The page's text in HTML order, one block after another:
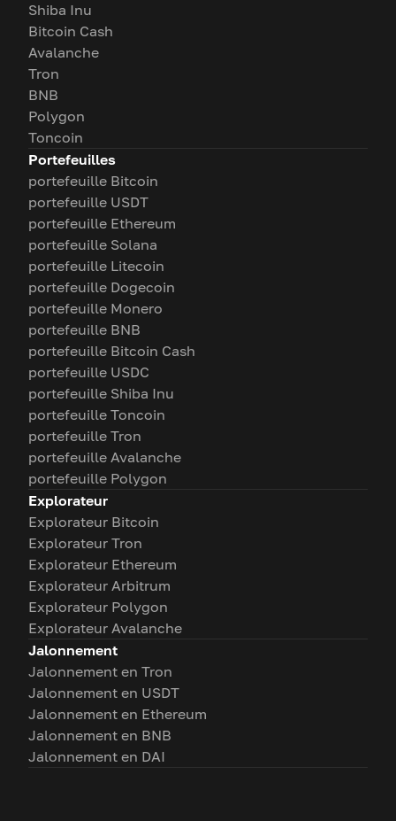
Shiba Inu
Bitcoin Cash
Avalanche
Tron
BNB
Polygon
Toncoin
Portefeuilles
portefeuille Bitcoin
portefeuille USDT
portefeuille Ethereum
portefeuille Solana
portefeuille Litecoin
portefeuille Dogecoin
portefeuille Monero
portefeuille BNB
portefeuille Bitcoin Cash
portefeuille USDC
portefeuille Shiba Inu
portefeuille Toncoin
portefeuille Tron
portefeuille Avalanche
portefeuille Polygon
Explorateur
Explorateur Bitcoin
Explorateur Tron
Explorateur Ethereum
Explorateur Arbitrum
Explorateur Polygon
Explorateur Avalanche
Jalonnement
Jalonnement en Tron
Jalonnement en USDT
Jalonnement en Ethereum
Jalonnement en BNB
Jalonnement en DAI